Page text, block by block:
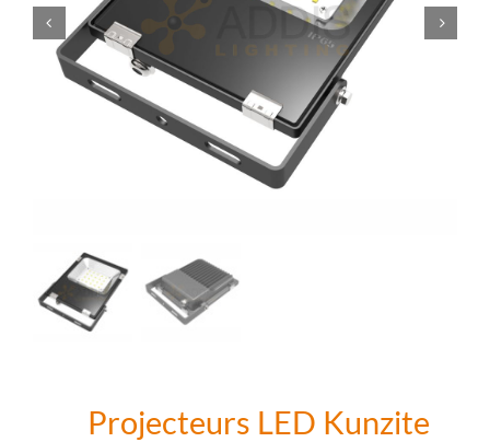
Projecteurs LED Kunzite